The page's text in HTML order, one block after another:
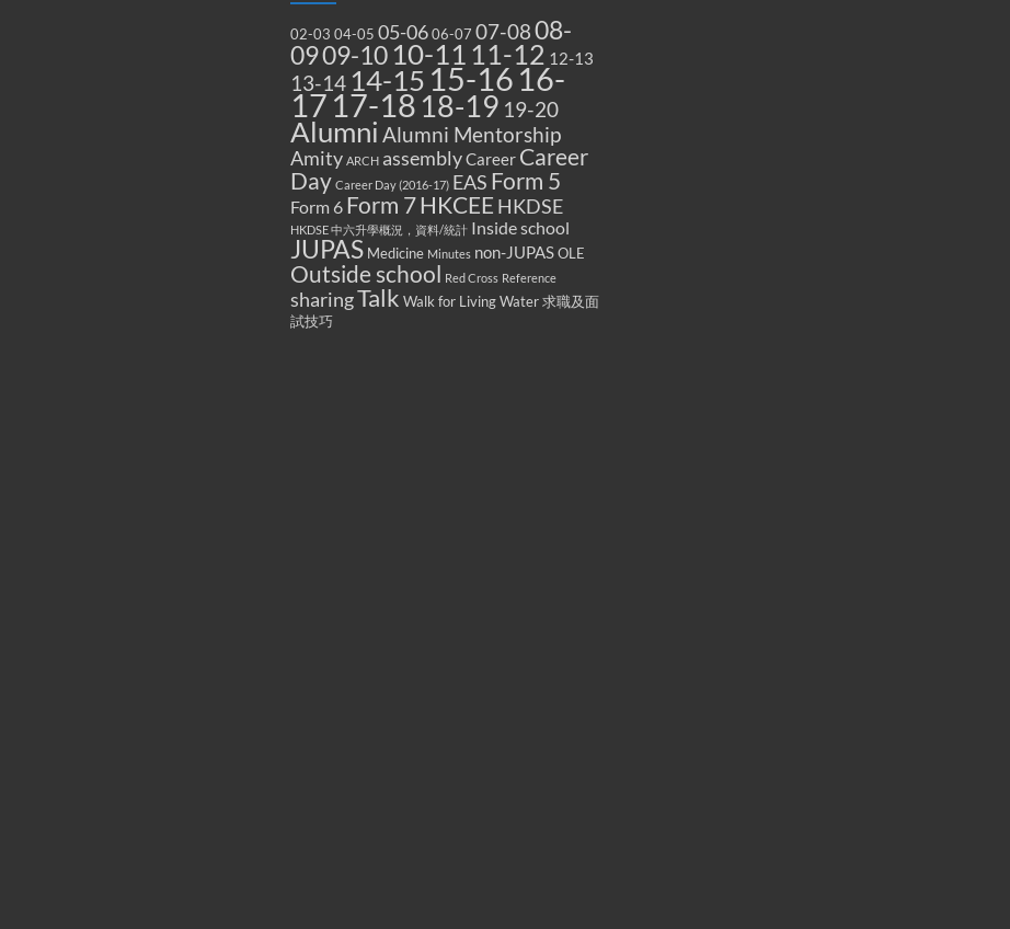
02-03 04-05 05-0606-07 07-0808-
0909-10 10-11 11-12 12-13
13-14 14-15 15-16 16-
17 17-18 18-19 19-20
Alumni Alumni Mentorship
Amity ARCH assemblyCareer Career
Day Career Day (2016-17) EAS Form 5
Form 6 Form 7HKCEE HKDSE
HKDSE 中六升學概況，資料/統計 Inside school
JUPAS Medicine Minutes non-JUPASOLE
Outside school Red Cross Reference
sharingTalk Walk for Living Water求職及面
試技巧